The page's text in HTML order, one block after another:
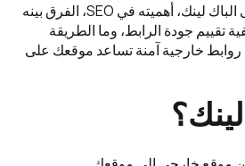
في هذا الدليل نشرح معنى الباك لينك، أهميته في SEO، الفرق بينه
تقييم جودة الرابط، وما الطريقة
روابط خارجية آمنة تساعد موقعك على